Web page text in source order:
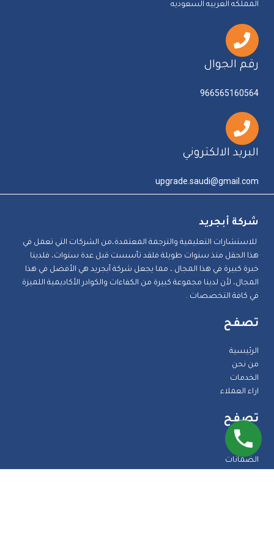
المملكه العربيه السعوديه
رقم الجوال
966565160564
البريد الالكتروني
upgrade.saudi@gmail.com
شركة أبجريد
للاستشارات التعليمية والترجمة المعتمدة،من الشركات التي تعمل في
هذا الحقل منذ سنوات طويلة فلقد تأسست قبل عدة سنوات، فلدينا
خبرة كبيرة في هذا المجال ، مما يجعل شركة أبجريد هي الأفضل في هذا
المجال، لأن لدينا مجموعة كبيرة من الكفاءات والكوادر الأكاديمية اللميزة
في كافة التخصصات .
تصفح
الرئيسية
من نحن
الخدمات
اراء العملاء
تصفح
المدونة
الضمانات